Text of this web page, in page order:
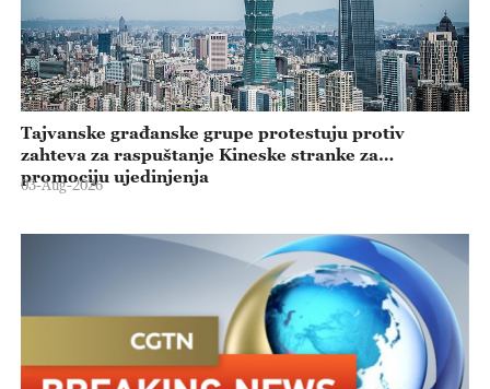
Tajvanske građanske grupe protestuju protiv
zahteva za raspuštanje Kineske stranke za
promociju ujedinjenja
03-Aug-2026